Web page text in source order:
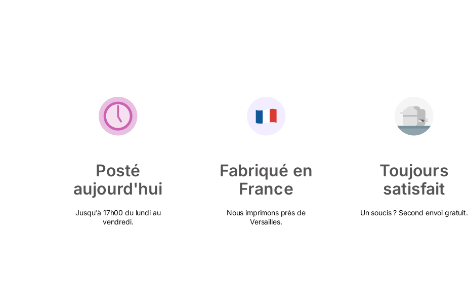
Posté
aujourd'hui
Jusqu'à 17h00 du lundi au
vendredi.
Fabriqué en
France
Nous imprimons près de
Versailles.
Toujours
satisfait
Un soucis ? Second envoi gratuit.